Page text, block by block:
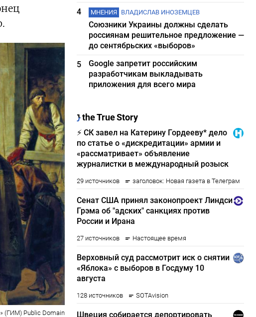
(ГИМ) Public Domain
4
МНЕНИЯ ВЛАДИСЛАВ ИНОЗЕМЦЕВ
Союзники Украины должны сделать
россиянам решительное предложение —
до сентябрьских «выборов»
5
Google запретит российским
разработчикам выкладывать
приложения для всего мира